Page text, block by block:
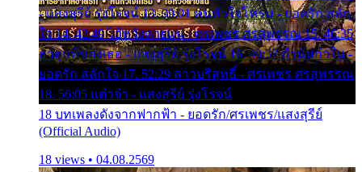
- แสงสุรีย์ รุ่งโรจน์ 13. 39:01 คนหัวใจโทรม - ยอดรัก สลัก
ใจ 14. 42:49 ไอ้หวังตายแน่ - ศรเพชร ศรสุพรรณ 15. 46:35
ธาตุแท้ของเธอ - แสงสุรีย์ รุ่งโรจน์ 16. 49:57 กำนันกำใน -
ยอดรัก สลักใจ 17. 52:29 สาวบริสุทธิ์ - ศรเพชร ศรสุพรรณ
18. 56:05 แต๋วจ๋า - แสงสุรีย์ รุ่งโรจน์
18 บทเพลงดังจากฟากฟ้า - ยอดรัก/ศรเพชร/แสงสุรีย์
(Official Audio)
18 views • 04.08.2569